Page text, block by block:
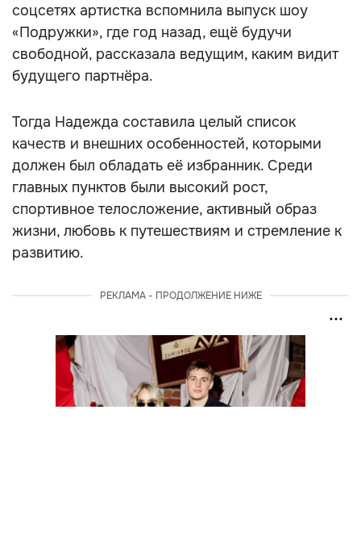
соцсетях артистка вспомнила выпуск шоу
«Подружки», где год назад, ещё будучи
свободной, рассказала ведущим, каким видит
будущего партнёра.
Тогда Надежда составила целый список
качеств и внешних особенностей, которыми
должен был обладать её избранник. Среди
главных пунктов были высокий рост,
спортивное телосложение, активный образ
жизни, любовь к путешествиям и стремление к
развитию.
РЕКЛАМА - ПРОДОЛЖЕНИЕ НИЖЕ